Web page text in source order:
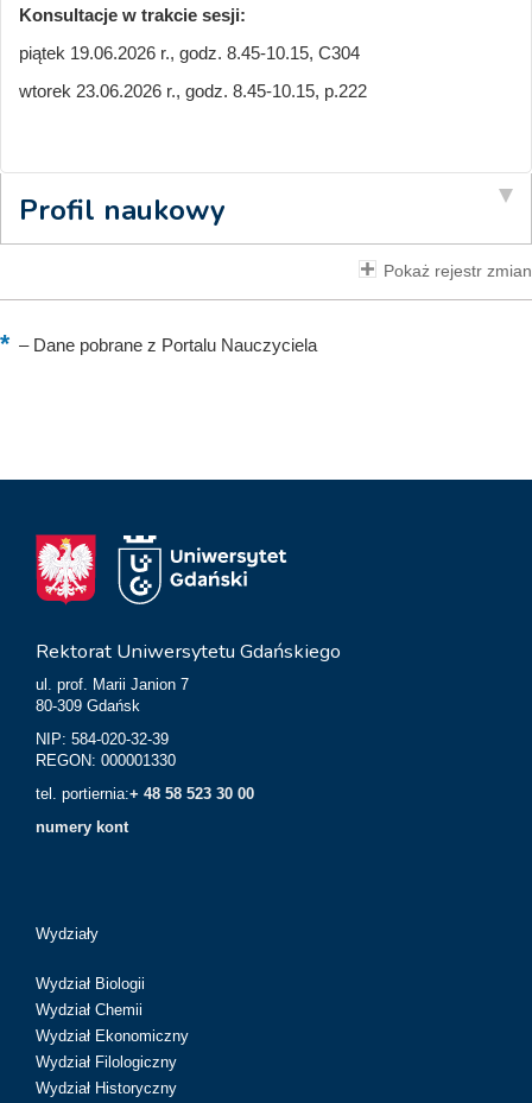
Konsultacje w trakcie sesji:
piątek 19.06.2026 r., godz. 8.45-10.15, C304
wtorek 23.06.2026 r., godz. 8.45-10.15, p.222
Profil naukowy
Pokaż rejestr zmian
–Dane pobrane z Portalu Nauczyciela
Rektorat Uniwersytetu Gdańskiego
ul. prof. Marii Janion 7
80-309 Gdańsk
NIP: 584-020-32-39
REGON: 000001330
tel. portiernia:+ 48 58 523 30 00
numery kont
Wydziały
Wydział Biologii
Wydział Chemii
Wydział Ekonomiczny
Wydział Filologiczny
Wydział Historyczny